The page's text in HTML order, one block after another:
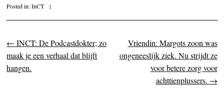
Posted in:InCT |
Post navigation
← INCT: De Podcastdokter; zo
maak je een verhaal dat blijft
hangen.
Vriendin: Margots zoon was
ongeneeslijk ziek. Nu strijdt ze
voor betere zorg voor
achttienplussers. →